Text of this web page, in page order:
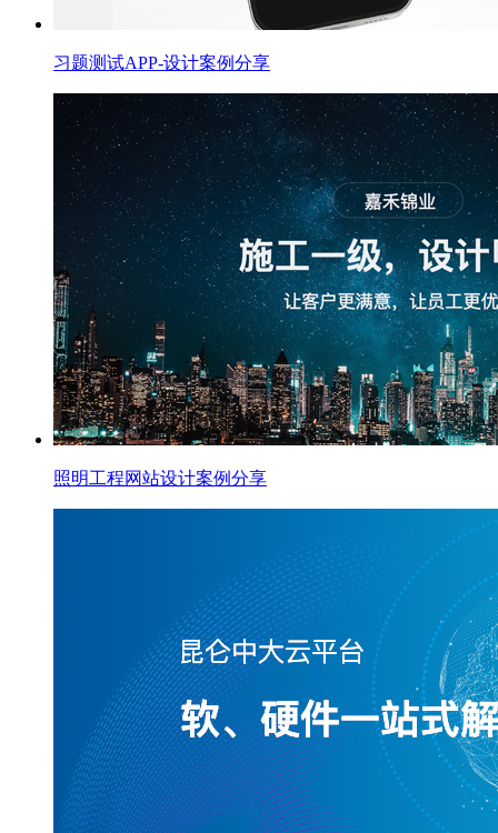
习题测试APP-设计案例分享
照明工程网站设计案例分享